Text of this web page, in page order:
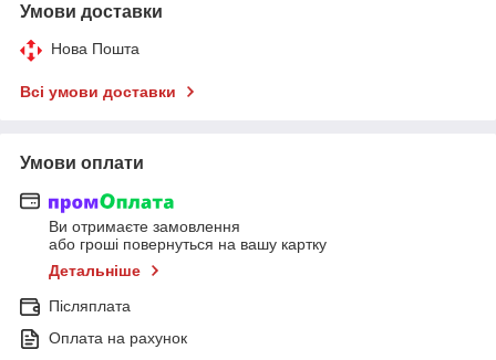
Умови доставки
Нова Пошта
Всі умови доставки
Умови оплати
Ви отримаєте замовлення
або гроші повернуться на вашу картку
Детальніше
Післяплата
Оплата на рахунок